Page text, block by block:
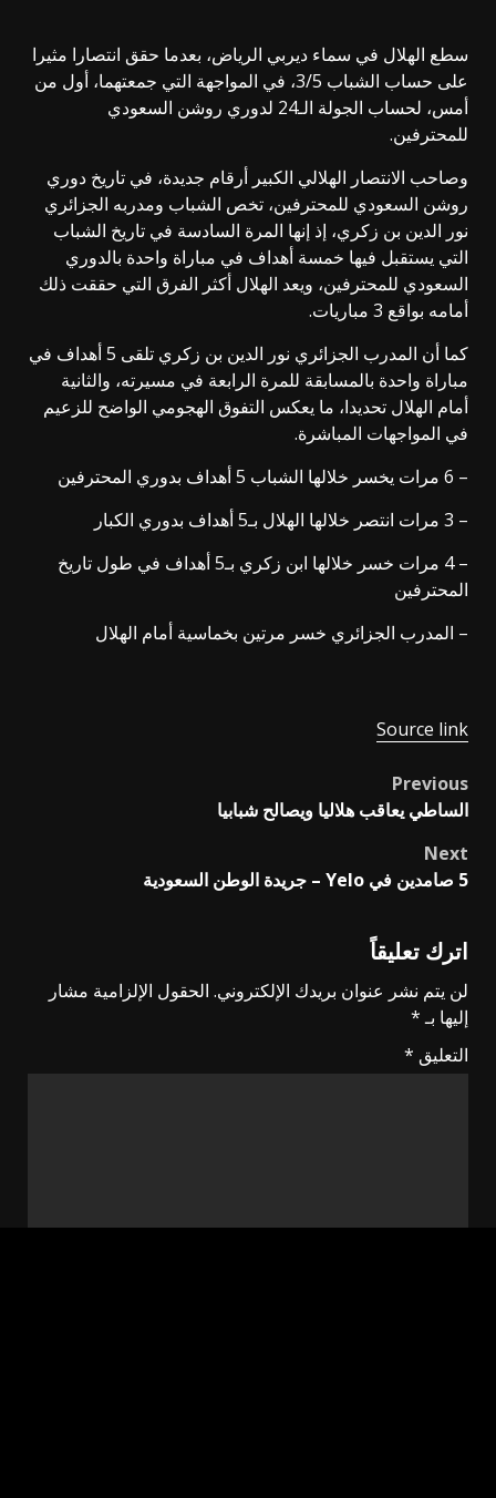
سطع الهلال في سماء ديربي الرياض، بعدما حقق انتصارا مثيرا
على حساب الشباب 3/5، في المواجهة التي جمعتهما، أول من
أمس، لحساب الجولة الـ24 لدوري روشن السعودي
للمحترفين.
وصاحب الانتصار الهلالي الكبير أرقام جديدة، في تاريخ دوري
روشن السعودي للمحترفين، تخص الشباب ومدربه الجزائري
نور الدين بن زكري، إذ إنها المرة السادسة في تاريخ الشباب
التي يستقبل فيها خمسة أهداف في مباراة واحدة بالدوري
السعودي للمحترفين، ويعد الهلال أكثر الفرق التي حققت ذلك
أمامه بواقع 3 مباريات.
كما أن المدرب الجزائري نور الدين بن زكري تلقى 5 أهداف في
مباراة واحدة بالمسابقة للمرة الرابعة في مسيرته، والثانية
أمام الهلال تحديدا، ما يعكس التفوق الهجومي الواضح للزعيم
في المواجهات المباشرة.
– 6 مرات يخسر خلالها الشباب 5 أهداف بدوري المحترفين
– 3 مرات انتصر خلالها الهلال بـ5 أهداف بدوري الكبار
– 4 مرات خسر خلالها ابن زكري بـ5 أهداف في طول تاريخ
المحترفين
– المدرب الجزائري خسر مرتين بخماسية أمام الهلال
Source link
Post
navigation
Previous
الساطي يعاقب هلاليا ويصالح شبابيا
Next
5 صامدين في Yelo – جريدة الوطن السعودية
اترك تعليقاً
لن يتم نشر عنوان بريدك الإلكتروني. الحقول الإلزامية مشار
إليها بـ*
التعليق *